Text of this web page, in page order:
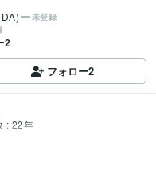
未登録
2
フォロー2
: 22年